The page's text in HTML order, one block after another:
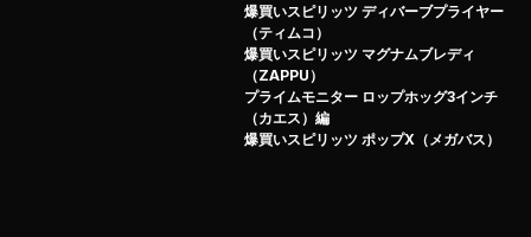
爆買いスピリッツ ディバーブプライヤー
（ティムコ）
爆買いスピリッツ マグナムブレディ
（ZAPPU）
プライムモニター ロップホッグ3インチ
（カエス）編
爆買いスピリッツ ポップX（メガバス）